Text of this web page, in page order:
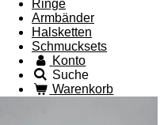
Ringe
Armbänder
Halsketten
Schmucksets
Konto
Suche
Warenkorb